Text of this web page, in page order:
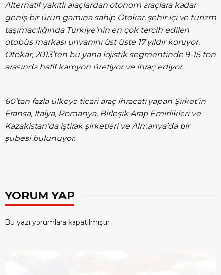
Alternatif yakıtlı araçlardan otonom araçlara kadar
geniş bir ürün gamına sahip Otokar, şehir içi ve turizm
taşımacılığında Türkiye'nin en çok tercih edilen
otobüs markası unvanını üst üste 17 yıldır koruyor.
Otokar, 2013’ten bu yana lojistik segmentinde 9-15 ton
arasında hafif kamyon üretiyor ve ihraç ediyor.
60’tan fazla ülkeye ticari araç ihracatı yapan Şirket’in
Fransa, İtalya, Romanya, Birleşik Arap Emirlikleri ve
Kazakistan’da iştirak şirketleri ve Almanya’da bir
şubesi bulunuyor.
YORUM YAP
Bu yazı yorumlara kapatılmıştır.